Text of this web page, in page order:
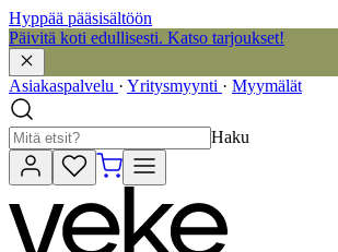
Hyppää pääsisältöön
Päivitä koti edullisesti. Katso tarjoukset!
Asiakaspalvelu · Yritysmyynti · Myymälät
Haku